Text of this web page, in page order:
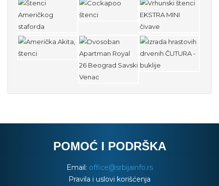
POMOĆ I PODRŠKA
Email: office@srbijainfo.rs
Pravila i uslovi korišćenja